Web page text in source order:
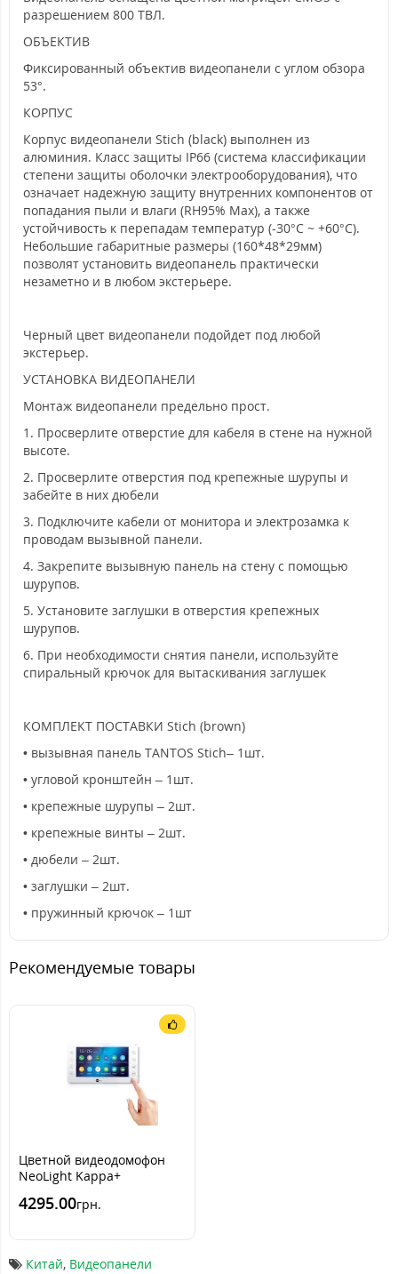
разрешением 800 ТВЛ.
ОБЪЕКТИВ
Фиксированный объектив видеопанели с углом обзора
53°.
КОРПУС
Корпус видеопанели Stich (black) выполнен из
алюминия. Класс защиты IP66 (система классификации
степени защиты оболочки электрооборудования), что
означает надежную защиту внутренних компонентов от
попадания пыли и влаги (RH95% Max), а также
устойчивость к перепадам температур (-30°C ~ +60°C).
Небольшие габаритные размеры (160*48*29мм)
позволят установить видеопанель практически
незаметно и в любом экстерьере.
Черный цвет видеопанели подойдет под любой
экстерьер.
УСТАНОВКА ВИДЕОПАНЕЛИ
Монтаж видеопанели предельно прост.
1. Просверлите отверстие для кабеля в стене на нужной
высоте.
2. Просверлите отверстия под крепежные шурупы и
забейте в них дюбели
3. Подключите кабели от монитора и электрозамка к
проводам вызывной панели.
4. Закрепите вызывную панель на стену с помощью
шурупов.
5. Установите заглушки в отверстия крепежных
шурупов.
6. При необходимости снятия панели, используйте
спиральный крючок для вытаскивания заглушек
КОМПЛЕКТ ПОСТАВКИ Stich (brown)
• вызывная панель TANTOS Stich– 1шт.
• угловой кронштейн – 1шт.
• крепежные шурупы – 2шт.
• крепежные винты – 2шт.
• дюбели – 2шт.
• заглушки – 2шт.
• пружинный крючок – 1шт
Рекомендуемые товары
Цветной видеодомофон
NeoLight Kappa+
4295.00грн.
Китай, Видеопанели